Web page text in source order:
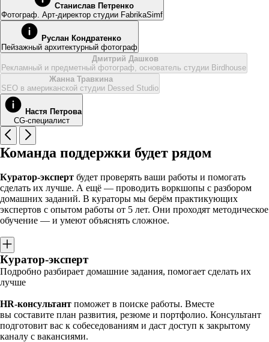
Станислав Петренко
Фотограф. Арт-директор студии FabrikaSimf
Руслан Кондратенко
Пейзажный архитектурный фотограф
Дмитрий Дашков
Рекламный и предметный фотограф, основатель студии Birdhouse
Жанна Травкина
SEO в американской студии Dessed Studio
Настя Петрова
CG-специалист
Команда поддержки будет рядом
Куратор-эксперт будет проверять ваши работы и помогать
сделать их лучше. А ещё — проводить воркшопы с разбором
домашних заданий. В кураторы мы берём практикующих
экспертов с опытом работы от 5 лет. Они проходят методическое
обучение — и умеют объяснять сложное.
Куратор-эксперт
Подробно разбирает домашние задания, помогает сделать их
лучше
HR-консультант поможет в поиске работы. Вместе
вы составите план развития, резюме и портфолио. Консультант
подготовит вас к собеседованиям и даст доступ к закрытому
каналу с вакансиями.